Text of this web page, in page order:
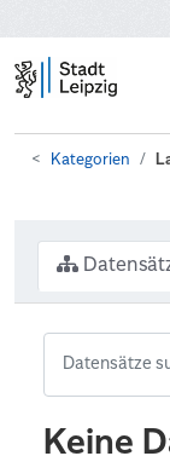
Kategorien
Keine